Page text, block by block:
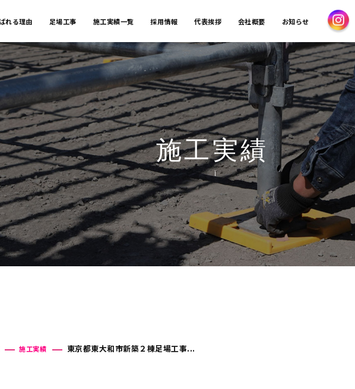
れる理由 足場工事 施工実績一覧 採用情報 代表挨拶 会社概要 お知らせ
施工実績
Ï
施工実績 東京都東大和市新築２棟足場工事...